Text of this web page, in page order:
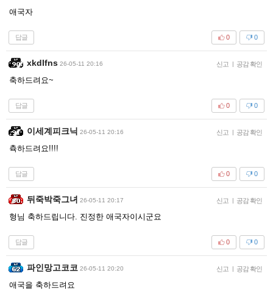
애국자
답글 0
0
xkdlfns 26-05-11 20:16 신고 | 공감 확인
축하드려요~
답글 0
0
이세계피크닉 26-05-11 20:16 신고 | 공감 확인
츅하드려요!!!!
답글 0
0
뒤죽박죽그녀 26-05-11 20:17 신고 | 공감 확인
형님 축하드립니다. 진정한 애국자이시군요
답글 0
0
파인망고코코 26-05-11 20:20 신고 | 공감 확인
애국을 축하드려요